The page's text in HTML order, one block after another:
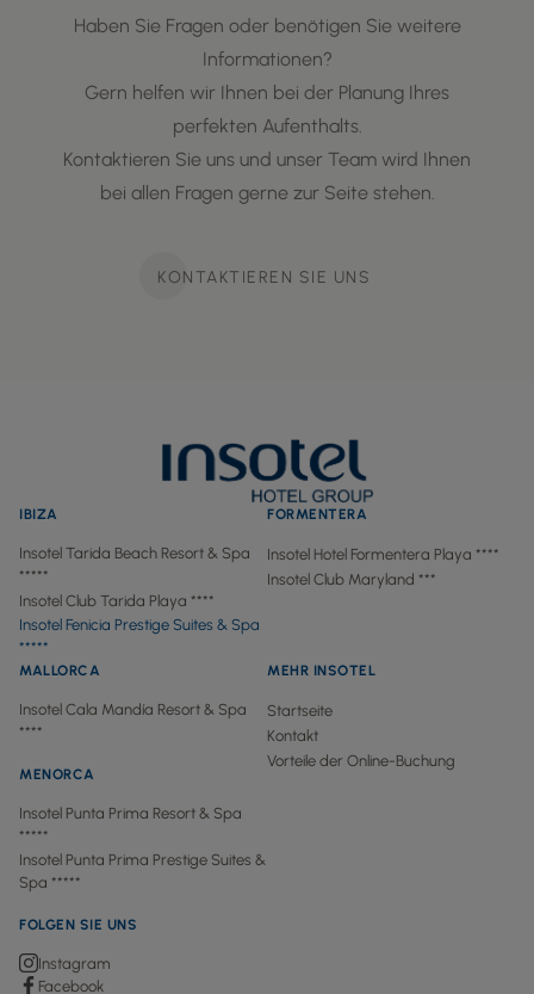
Haben Sie Fragen oder benötigen Sie weitere
Informationen?
Gern helfen wir Ihnen bei der Planung Ihres
perfekten Aufenthalts.
Kontaktieren Sie uns und unser Team wird Ihnen
bei allen Fragen gerne zur Seite stehen.
KONTAKTIEREN SIE UNS
IBIZA
Insotel Tarida Beach Resort & Spa
*****
Insotel Club Tarida Playa ****
Insotel Fenicia Prestige Suites & Spa
*****
FORMENTERA
Insotel Hotel Formentera Playa ****
Insotel Club Maryland ***
MALLORCA
Insotel Cala Mandía Resort & Spa
****
MENORCA
Insotel Punta Prima Resort & Spa
*****
Insotel Punta Prima Prestige Suites &
Spa *****
MEHR INSOTEL
Startseite
Kontakt
Vorteile der Online-Buchung
FOLGEN SIE UNS
Instagram
Facebook